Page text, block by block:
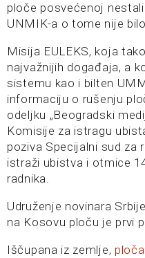
ploče posvećenoj
UNMIK-a o tome nije
Misija EULEKS, koja
najvažnijih događaja, a
sistemu kao i bilten
informaciju o rušenju
odeljku „Beogradski
Komisije za istragu
poziva Specijalni sud za
istraži ubistva i otmice
radnika.
Udruženje novinara
na Kosovu ploču je prvi
Iščupana iz zemlje,